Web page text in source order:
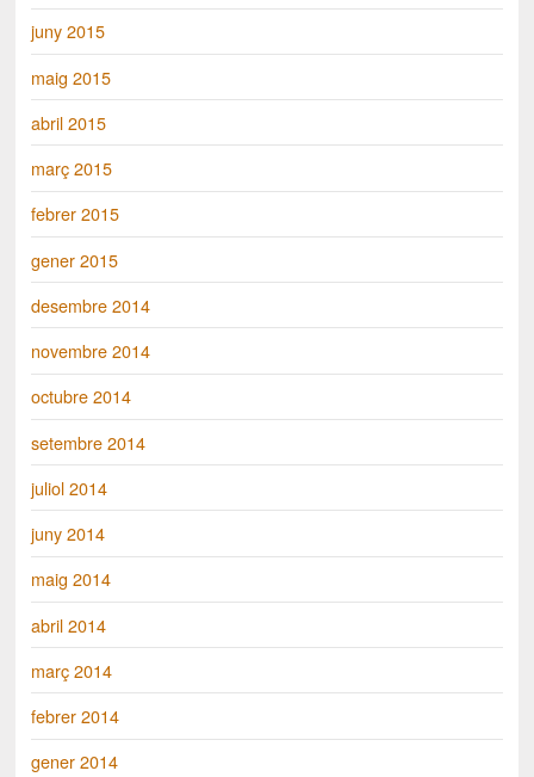
juny 2015
maig 2015
abril 2015
març 2015
febrer 2015
gener 2015
desembre 2014
novembre 2014
octubre 2014
setembre 2014
juliol 2014
juny 2014
maig 2014
abril 2014
març 2014
febrer 2014
gener 2014